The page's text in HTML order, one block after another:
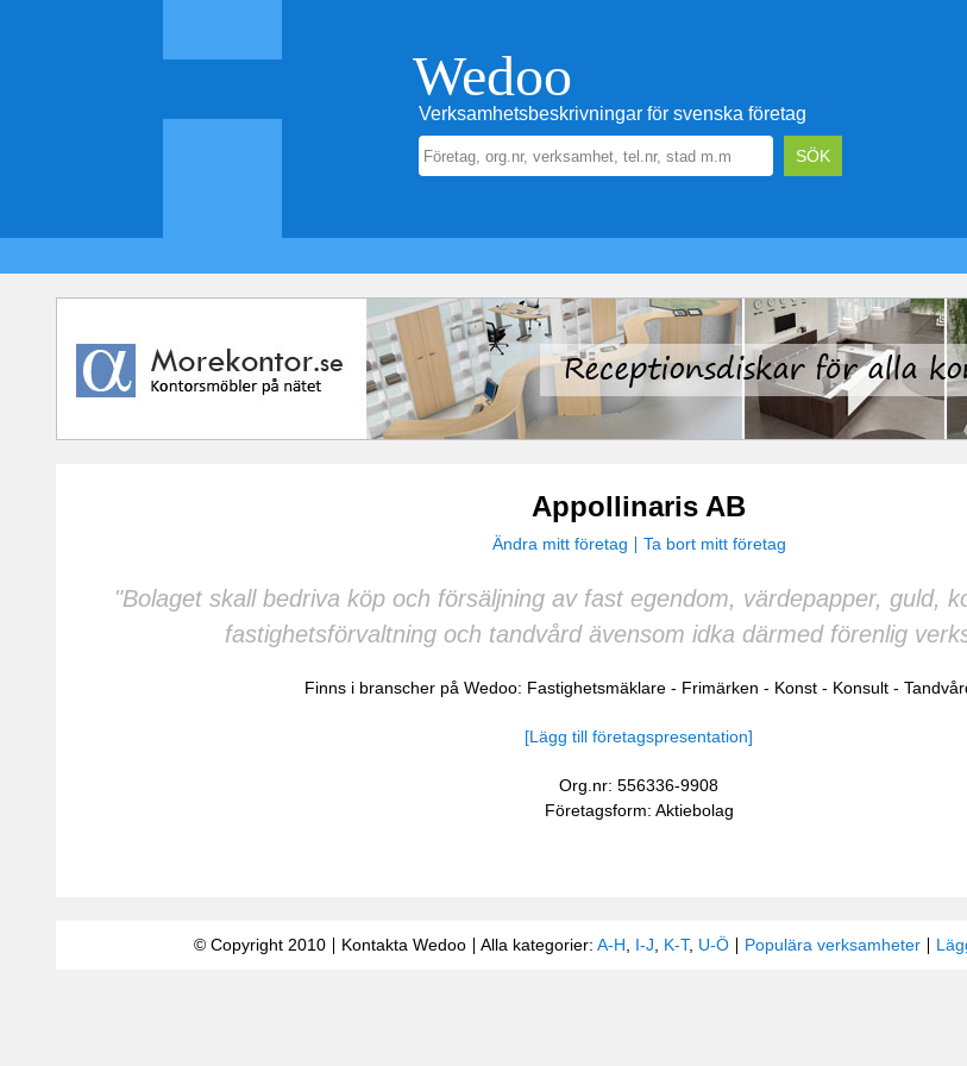
Wedoo
Verksamhetsbeskrivningar för svenska företag
Appollinaris AB
Ändra mitt företag Ta bort mitt företag
"Bolaget skall bedriva köp och försäljning av fast egendom, värdepapper, guld,
fastighetsförvaltning och tandvård ävensom idka därmed förenlig
Finns i branscher på Wedoo: Fastighetsmäklare- Frimärken - Konst- Konsult-
[Lägg till företagspresentation]
Org.nr: 556336-9908
Företagsform: Aktiebolag
© Copyright 2010 Kontakta Wedoo Alla kategorier: A-H I-J K-T, U-Ö Populära verksamheter